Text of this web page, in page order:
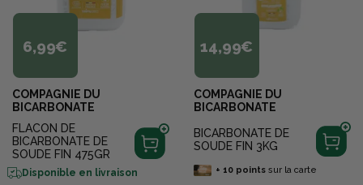
6,99€
COMPAGNIE DU
BICARBONATE
FLACON DE
BICARBONATE DE
SOUDE FIN 475GR
Disponible en livraison
14,99€
COMPAGNIE DU
BICARBONATE
BICARBONATE DE
SOUDE FIN 3KG
+ 10pointssur la carte